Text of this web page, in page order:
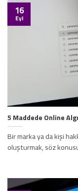
5 Maddede Online
Bir marka ya da kişi
oluşturmak, söz
16
Eyl